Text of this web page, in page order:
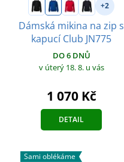
+2
Dámská mikina na zip s
kapucí Club JN775
DO 6 DNŮ
v úterý 18. 8. u vás
1 070 Kč
DETAIL
Sami oblékáme